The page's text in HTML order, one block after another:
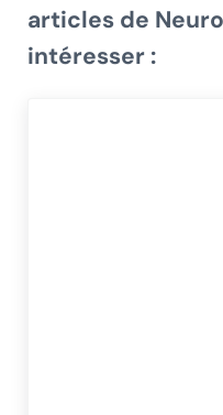
articles de
intéresser :